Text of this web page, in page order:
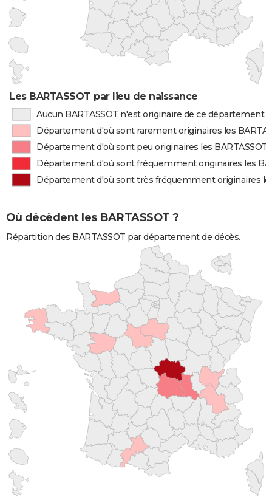
Les BARTASSOT par lieu de naissance
Aucun BARTASSOT n'est originaire de ce département
Département d'où sont rarement originaires les
Département d'où sont peu originaires les BARTASSOT
Département d'où sont fréquemment originaires les
Département d'où sont très fréquemment originaires
Où décèdent les BARTASSOT ?
Répartition des BARTASSOT par département de décès.